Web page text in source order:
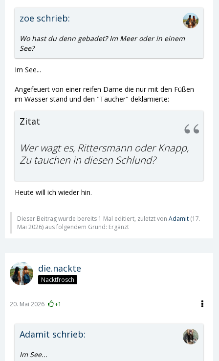
zoe schrieb:
Wo hast du denn gebadet? Im Meer oder in einem
See?
Im See...
Angefeuert von einer reifen Dame die nur mit den Füßen
im Wasser stand und den "Taucher" deklamierte:
Zitat
Wer wagt es, Rittersmann oder Knapp,
Zu tauchen in diesen Schlund?
Heute will ich wieder hin.
Dieser Beitrag wurde bereits 1 Mal editiert, zuletzt von Adamit (17.
Mai 2026) aus folgendem Grund: Ergänzt
die.nackte
Nacktfrosch
20. Mai 2026 +1
Adamit schrieb:
Im See...